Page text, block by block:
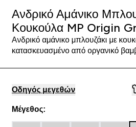
Ανδρικό Αμάνικο
Κουκούλα MP Origin
Ανδρικό αμάνικο μπλουζάκι με
κατασκευασμένο από οργανικό
Οδηγός μεγεθών
Μέγεθος: